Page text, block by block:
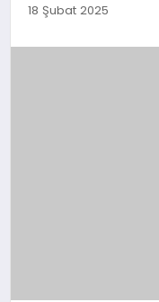
EĞITIM
18 Şubat 2025